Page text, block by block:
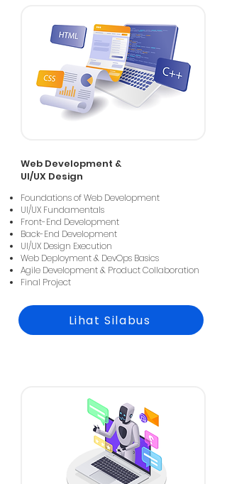
Web Development &
UI/UX Design
Foundations of Web Development
UI/UX Fundamentals
Front-End Development
Back-End Development
UI/UX Design Execution
Web Deployment & DevOps Basics
Agile Development & Product Collaboration
Final Project
Lihat Silabus